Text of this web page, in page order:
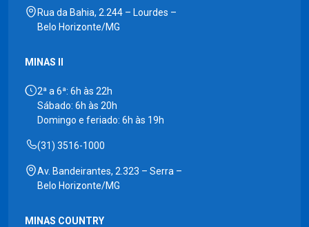
Rua da Bahia, 2.244 – Lourdes –
Belo Horizonte/MG
MINAS II
2ª a 6ª: 6h às 22h
Sábado: 6h às 20h
Domingo e feriado: 6h às 19h
(31) 3516-1000
Av. Bandeirantes, 2.323 – Serra –
Belo Horizonte/MG
MINAS COUNTRY